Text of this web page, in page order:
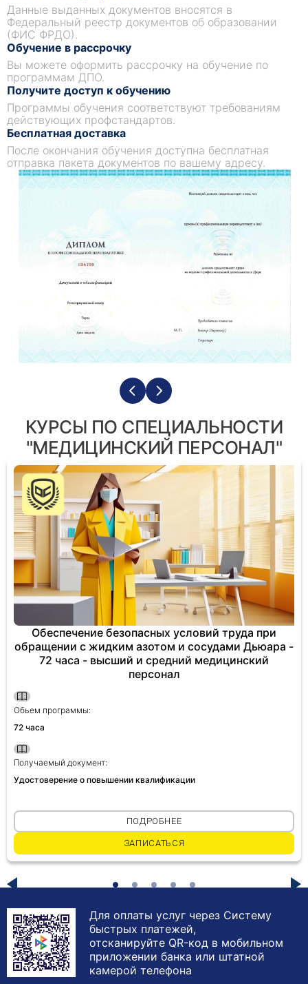
Данные выданных документов вносятся в
Федеральный реестр документов об образовании
(ФИС ФРДО).
Обучение в рассрочку
Вы можете оформить рассрочку на обучение по
программам ДПО.
Получите доступ к обучению
Программы обучения соответствуют требованиям
действующих профстандартов.
Бесплатная доставка
После окончания обучения доступна бесплатная
отправка пакета документов по вашему адресу.
КУРСЫ ПО СПЕЦИАЛЬНОСТИ
"МЕДИЦИНСКИЙ ПЕРСОНАЛ"
Обеспечение безопасных условий труда при
обращении с жидким азотом и сосудами Дьюара -
72 часа - высший и средний медицинский
персонал
Обьем программы:
72 часа
Получаемый документ:
Удостоверение о повышении квалификации
ПОДРОБНЕЕ
ЗАПИСАТЬСЯ
Для оплаты услуг через Систему
быстрых платежей,
отсканируйте QR-код в мобильном
приложении банка или штатной
камерой телефона